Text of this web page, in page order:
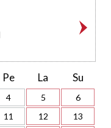
Pe La Su
4 5
6
11 12
13